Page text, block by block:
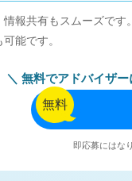
報共有もスムーズです。
能です。
無料でアドバイザー
無料
即応募にはな